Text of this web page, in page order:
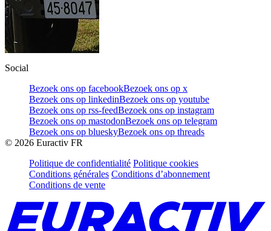
Social
Bezoek ons op facebookBezoek ons op x
Bezoek ons op linkedinBezoek ons op youtube
Bezoek ons op rss-feedBezoek ons op instagram
Bezoek ons op mastodonBezoek ons op telegram
Bezoek ons op blueskyBezoek ons op threads
© 2026 Euractiv FR
Politique de confidentialité Politique cookies
Conditions générales Conditions d’abonnement
Conditions de vente